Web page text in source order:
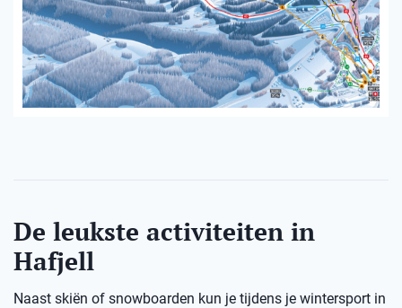
De leukste activiteiten in
Hafjell
Naast skiën of snowboarden kun je tijdens je wintersport in